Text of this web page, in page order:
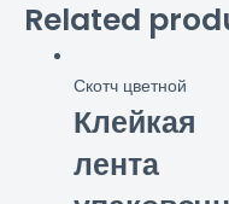
Related
Скотч цветной
Клейкая
лента